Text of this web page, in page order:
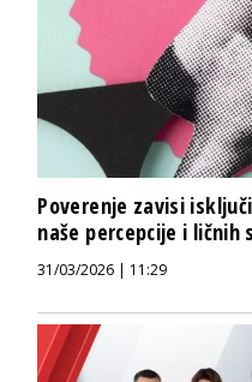
Poverenje zavisi
naše percepcije i ličnih
31/03/2026 | 11:29